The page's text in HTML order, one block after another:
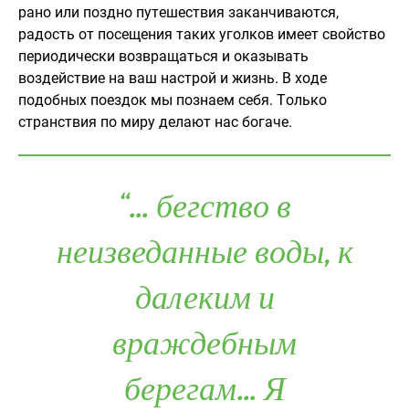
рано или поздно путешествия заканчиваются,
радость от посещения таких уголков имеет свойство
периодически возвращаться и оказывать
воздействие на ваш настрой и жизнь. В ходе
подобных поездок мы познаем себя. Только
странствия по миру делают нас богаче.
“… бегство в
неизведанные воды, к
далеким и
враждебным
берегам… Я